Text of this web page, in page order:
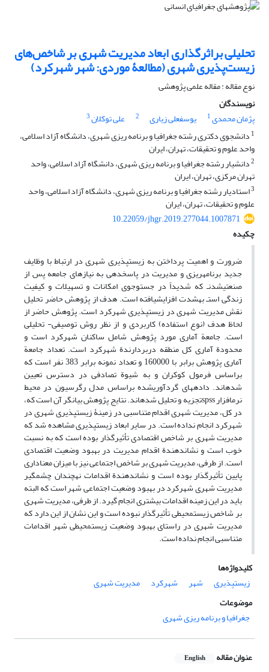
تحلیلی براثرگذاری ابعاد مدیریت شهری بر شاخص‌های
زیست‌پذیری شهری (مطالعۀ موردی: شهر شهرکرد)
نوع مقاله : مقاله علمی پژوهشی
نویسندگان
پژمان محمدی1 یوسفعلی زیاری 2 علی توکلان3
1 دانشجوی دکتری رشته جغرافیا و برنامه ریزی شهری، دانشگاه آزاد اسلامی،
واحد علوم و تحقیقات، تهران، ایران
2دانشیار رشته جغرافیا و برنامه ریزی شهری، دانشگاه آزاد اسلامی، واحد
تهران مرکزی، تهران، ایران
3استادیار رشته جغرافیا و برنامه ریزی شهری، دانشگاه آزاد اسلامی، واحد
علوم و تحقیقات، تهران، ایران
10.22059/jhgr.2019.277044.1007871
چکیده
ضرورت و اهمیت پرداختن به زیست‏پذیری شهری در ارتباط با وظایف
جدید برنامه‏ریزی و مدیریت در پاسخ‏دهی به نیازهای جامعه پس از
صنعتی‏شدن‏ـ که شدیداً در جست‏وجوی امکانات و تسهیلات و کیفیت
زندگی است‏ـ به‏شدت افزایش‏یافته است. هدف از پژوهش حاضر تحلیل
نقش مدیریت شهری در زیست‏پذیری شهرکرد است. پژوهش حاضر از
لحاظ هدف (نوع استفاده) کاربردی و از نظر روش توصیفی‏- تحلیلی
است. جامعة آماری مورد پژوهش شامل ساکنان شهرکرد است و
محدودة آماری کل منطقه دربردارندة شهرکرد است. تعداد جامعة
آماری پژوهش برابر با 160000 و تعداد نمونه برابر 383 نفر است که
براساس فرمول کوکران و به شیوة تصادفی در دسترس تعیین
شده‏اند. داده‏های گردآوری‏شده براساس مدل رگرسیون در محیط
نرم‏افزار spssتجزیه و تحلیل شده‏اند. نتایج پژوهش بیانگر آن است که،
در کل، مدیریت شهری اقدام متناسبی در زمینۀ زیست‏پذیری شهری در
شهرکرد انجام نداده است. در سایر ابعاد زیست‏پذیری مشاهده شد که
مدیریت شهری بر شاخص اقتصادی تأثیرگذار بوده است که به نسبت
خوب است و نشان‏دهندة اقدام مدیریت در بهبود وضعیت اقتصادی
است. از طرفی، مدیریت شهری بر شاخص اجتماعی نیز با میزان معناداری
پایین تأثیرگذار بوده است و نشان‏دهندة اقدامات نه‏چندان چشم‏گیر
مدیریت شهری شهرکرد در بهبود وضعیت اجتماعی شهر است که البته
باید در این زمینه اقدامات بیشتری انجام گیرد. از طرفی، مدیریت شهری
بر شاخص زیست‏محیطی تأثیرگذار نبوده است و این نشان از این دارد که
مدیریت شهری در راستای بهبود وضعیت زیست‏محیطی شهر اقدامات
متناسبی انجام نداده است.
کلیدواژه‌ها
زیست‏پذیری
شهر شهرکرد
مدیریت شهری
موضوعات
جغرافیا و برنامه ریزی شهری
عنوان مقاله English